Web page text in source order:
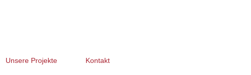
Unsere Projekte Kontakt